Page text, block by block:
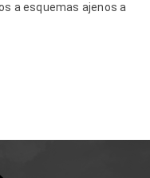
a esquemas ajenos a